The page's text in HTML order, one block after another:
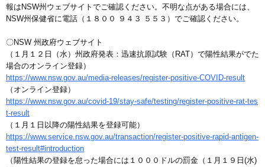
報はNSW州ウェブサイトでご確認ください。不明な点がある場合には、
NSW州保健省に電話（１８００ ９４３ ５５３）でご確認ください。
〇NSW 州政府ウェブサイト
（１月１２日（水）州政府発表：迅速抗原試験（RAT）で陽性結果がでた
場合のオンライン登録）
https://www.nsw.gov.au/media-releases/register-positive-COVID-result
（オンライン登録）
https://www.nsw.gov.au/covid-19/stay-safe/testing/register-positive-rat-tes
t-result
（１月１日以降の陽性結果を登録可能）
https://www.service.nsw.gov.au/transaction/register-positive-rapid-antigen-
test-result#introduction
（陽性結果の登録を怠った場合には１０００ドルの罰金（１月１９日(水)